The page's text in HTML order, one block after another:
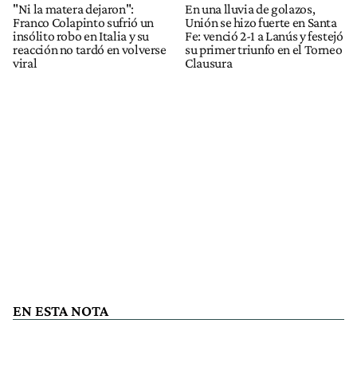
"Ni la matera dejaron":
Franco Colapinto sufrió un
insólito robo en Italia y su
reacción no tardó en volverse
viral
En una lluvia de golazos,
Unión se hizo fuerte en Santa
Fe: venció 2-1 a Lanús y festejó
su primer triunfo en el Torneo
Clausura
EN ESTA NOTA